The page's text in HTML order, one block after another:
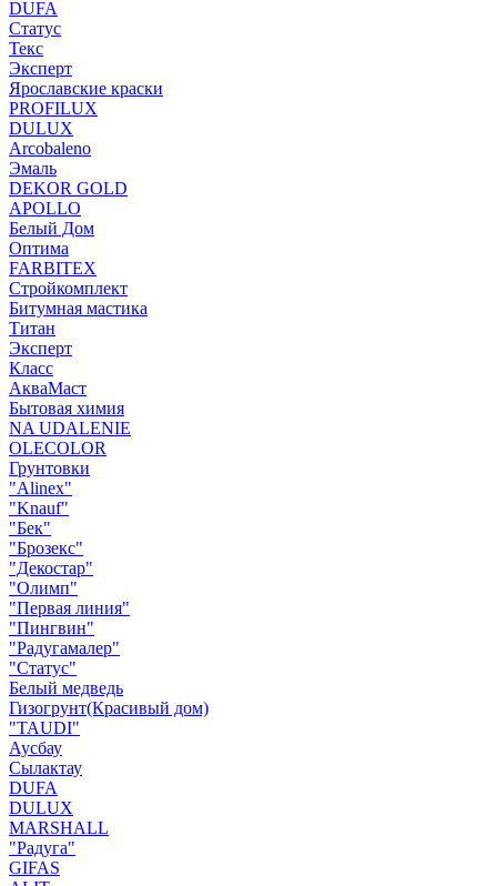
DUFA
Статус
Текс
Эксперт
Ярославские краски
PROFILUX
DULUX
Arcobaleno
Эмаль
DEKOR GOLD
APOLLO
Белый Дом
Оптима
FARBITEX
Стройкомплект
Битумная мастика
Титан
Эксперт
Класс
АкваМаст
Бытовая химия
NA UDALENIE
OLECOLOR
Грунтовки
"Alinex"
"Knauf"
"Бек"
"Брозекс"
"Декостар"
"Олимп"
"Первая линия"
"Пингвин"
"Радугамалер"
"Статус"
Белый медведь
Гизогрунт(Красивый дом)
"TAUDI"
Аусбау
Сылактау
DUFA
DULUX
MARSHALL
"Радуга"
GIFAS